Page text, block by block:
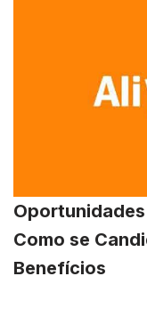
Como se
Benefícios